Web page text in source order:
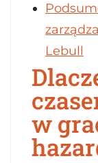
Lebull
w